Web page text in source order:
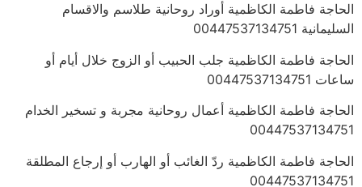
الحاجة فاطمة الكاظمية أوراد روحانية طلاسم والاقسام
السليمانية 00447537134751
الحاجة فاطمة الكاظمية جلب الحبيب أو الزوج خلال أيام أو
ساعات 00447537134751
الحاجة فاطمة الكاظمية أعمال روحانية مجربة و تسخير الخدام
00447537134751
الحاجة فاطمة الكاظمية ردّ الغائب أو الهارب أو إرجاع المطلقة
00447537134751